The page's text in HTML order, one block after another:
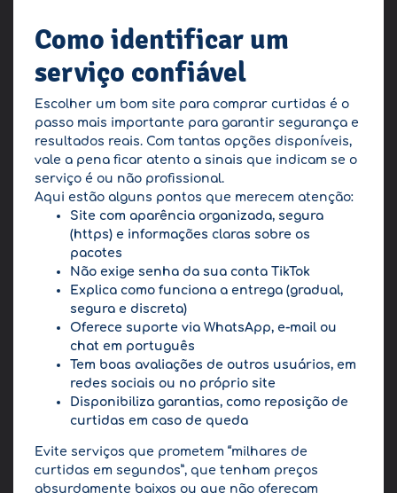
Como identificar um
serviço confiável
Escolher um bom site para comprar curtidas é o
passo mais importante para garantir segurança e
resultados reais. Com tantas opções disponíveis,
vale a pena ficar atento a sinais que indicam se o
serviço é ou não profissional.
Aqui estão alguns pontos que merecem atenção:
Site com aparência organizada, segura
(https) e informações claras sobre os
pacotes
Não exige senha da sua conta TikTok
Explica como funciona a entrega (gradual,
segura e discreta)
Oferece suporte via WhatsApp, e-mail ou
chat em português
Tem boas avaliações de outros usuários, em
redes sociais ou no próprio site
Disponibiliza garantias, como reposição de
curtidas em caso de queda
Evite serviços que prometem “milhares de
curtidas em segundos”, que tenham preços
absurdamente baixos ou que não ofereçam